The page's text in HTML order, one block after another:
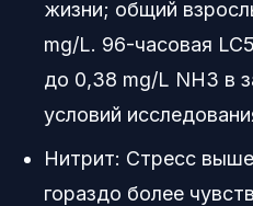
жизни; общий
mg/L. 96-часовая
до 0,38 mg/L NH3 в
условий
Нитрит: Стресс
гораздо более